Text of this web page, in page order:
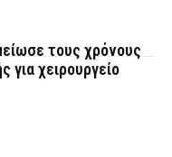
τους χρόνους
για χειρουργείο